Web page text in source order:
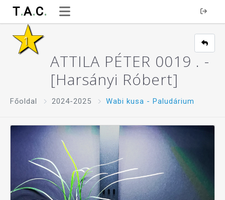
T.A.C.
ATTILA PÉTER 0019 . -
[Harsányi Róbert]
Főoldal 2024-2025 Wabi kusa - Paludárium